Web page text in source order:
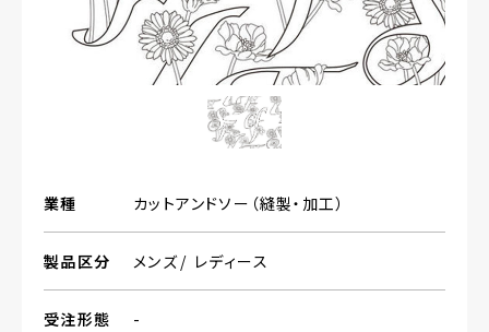
業種 カットアンドソー（縫製・加工）
製品区分 メンズ レディース
受注形態